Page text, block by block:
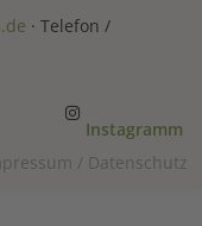
· Telefon /
Instagramm
/ Datenschutz